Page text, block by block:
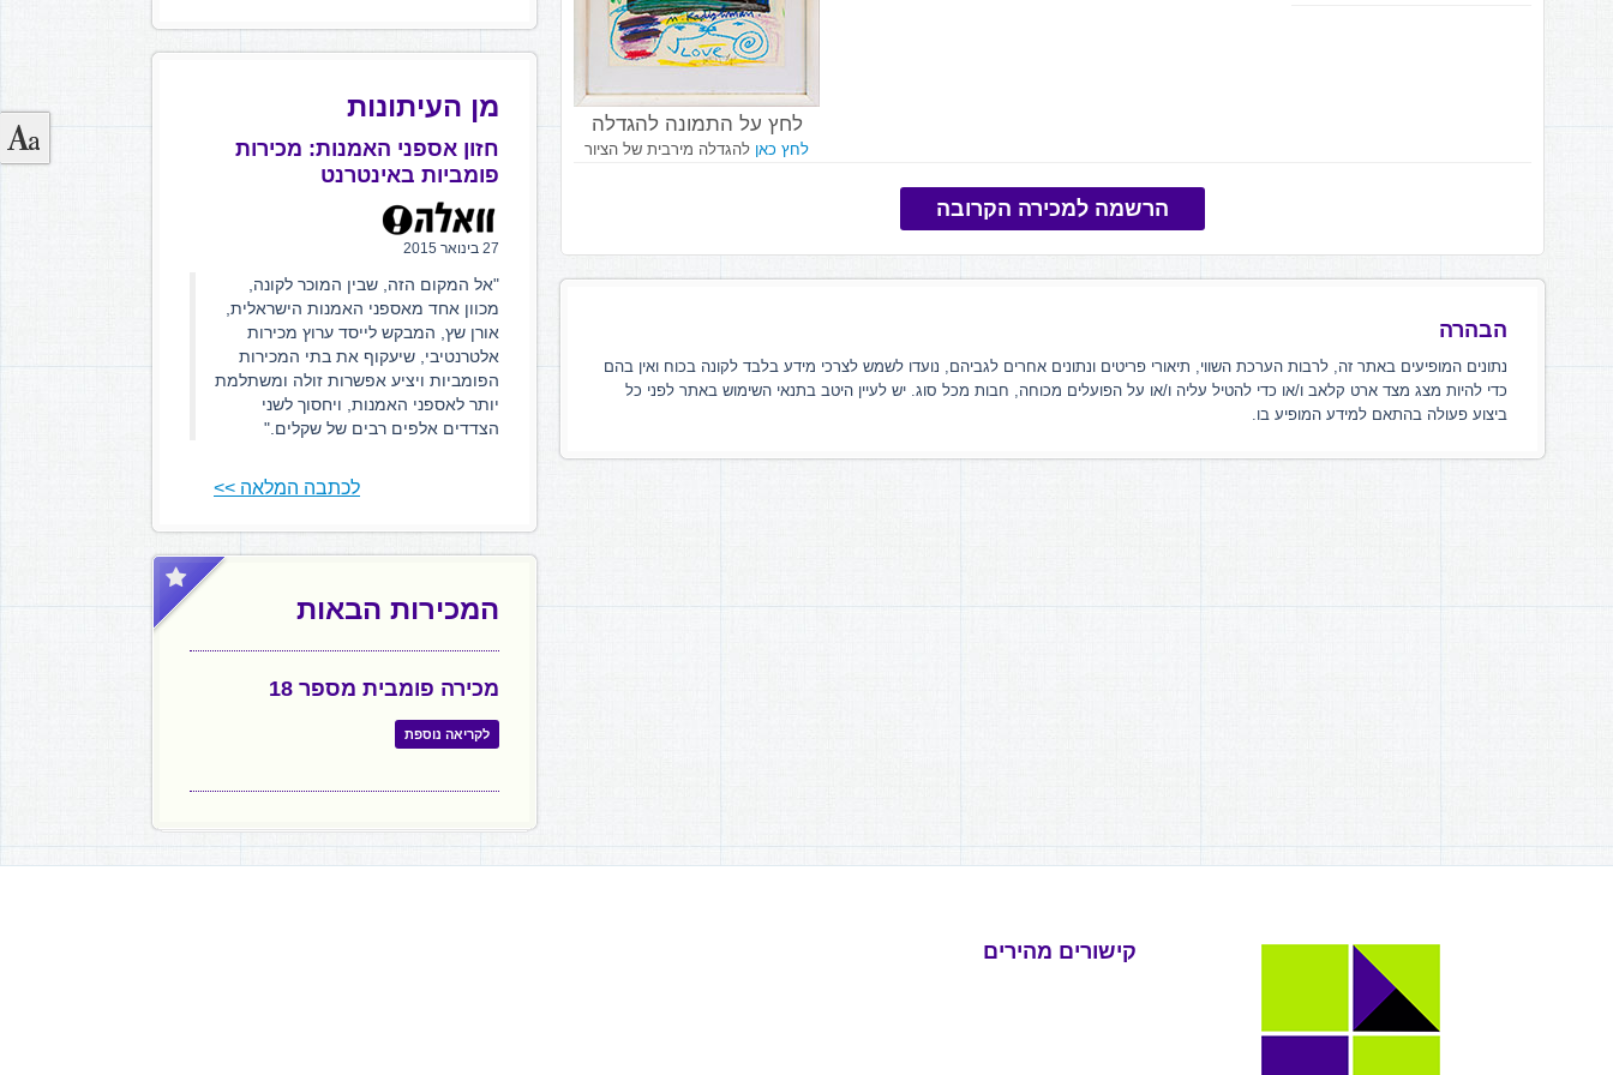
לחץ על התמונה להגדלה
לחץ כאן להגדלה מירבית של הציור
הרשמה למכירה הקרובה
הבהרה
נתונים המופיעים באתר זה, לרבות הערכת השווי, תיאורי פריטים ונתונים אחרים לגביהם, נועדו לשמש לצרכי מידע בלבד לקונה בכוח ואין בהם
כדי להיות מצג מצד ארט קלאב ו/או כדי להטיל עליה ו/או על הפועלים מכוחה, חבות מכל סוג. יש לעיין היטב בתנאי השימוש באתר לפני כל
ביצוע פעולה בהתאם למידע המופיע בו.
מן העיתונות
חזון אספני האמנות: מכירות
פומביות באינטרנט
27 בינואר 2015
"אל המקום הזה, שבין המוכר לקונה,
מכוון אחד מאספני האמנות הישראלית,
אורן שץ, המבקש לייסד ערוץ מכירות
אלטרנטיבי, שיעקוף את בתי המכירות
הפומביות ויציע אפשרות זולה ומשתלמת
יותר לאספני האמנות, ויחסוך לשני
הצדדים אלפים רבים של שקלים."
לכתבה המלאה >>
המכירות הבאות
מכירה פומבית מספר 18
לקריאה נוספת
קישורים מהירים